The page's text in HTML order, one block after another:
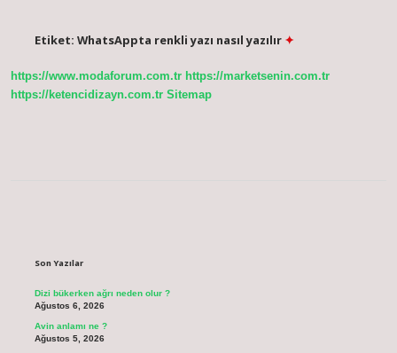
Etiket: WhatsAppta renkli yazı nasıl yazılır
https://www.modaforum.com.tr https://marketsenin.com.tr
https://ketencidizayn.com.tr Sitemap
Son Yazılar
Dizi bükerken ağrı neden olur ?
Ağustos 6, 2026
Avin anlamı ne ?
Ağustos 5, 2026